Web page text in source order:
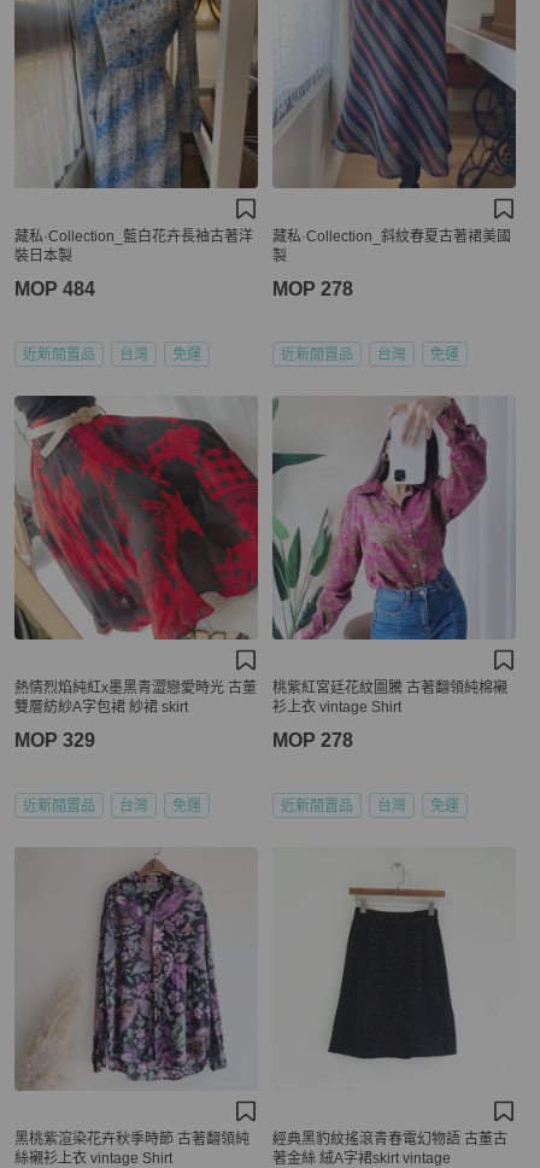
藏私·Collection_藍白花卉長袖古著洋
裝日本製
MOP 484
近新閒置品 台灣 免運
藏私·Collection_斜紋春夏古著裙美國
製
MOP 278
近新閒置品 台灣 免運
熱情烈焰純紅x墨黑青澀戀愛時光 古董
雙層紡紗A字包裙 紗裙 skirt
MOP 329
近新閒置品 台灣 免運
桃紫紅宮廷花紋圖騰 古著翻領純棉襯
衫上衣 vintage Shirt
MOP 278
近新閒置品 台灣 免運
黑桃紫渲染花卉秋季時節 古著翻領純
絲襯衫上衣 vintage Shirt
經典黑豹紋搖滾青春電幻物語 古董古
著金絲 絨A字裙skirt vintage